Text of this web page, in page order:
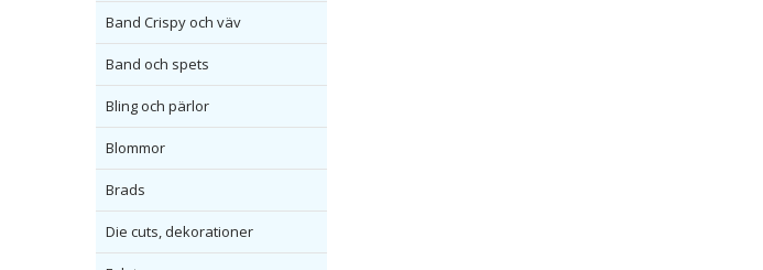
Band Crispy och väv
Band och spets
Bling och pärlor
Blommor
Brads
Die cuts, dekorationer